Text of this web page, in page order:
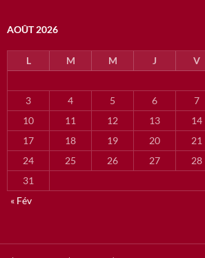
AOÛT 2026
L M M J V
3
4 5 6 7
10
11 12 13 14
17
18 19 20 21
24
25 26 27 28
31
« Fév